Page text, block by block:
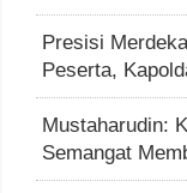
Presisi
Peserta,
Mustaharudin:
Semangat